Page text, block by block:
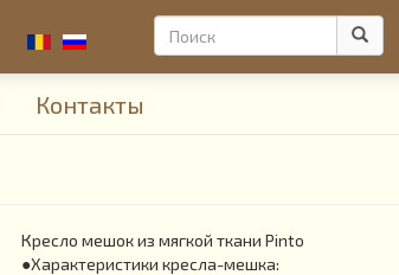
Форма
поиска
Контакты
Кресло мешок из мягкой ткани Pinto
●Характеристики кресла-мешка: